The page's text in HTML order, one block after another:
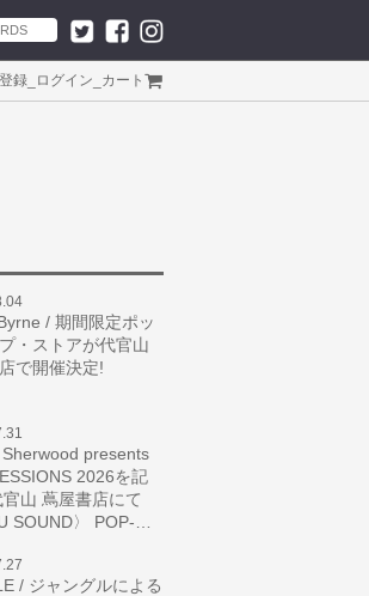
録 ログイン カート
/ 期間限定ポッ
・ストアが代官山
で開催決定!
presents
2026を記
山 蔦屋書店にて
SOUND〉 POP-…
/ ジャングルによる